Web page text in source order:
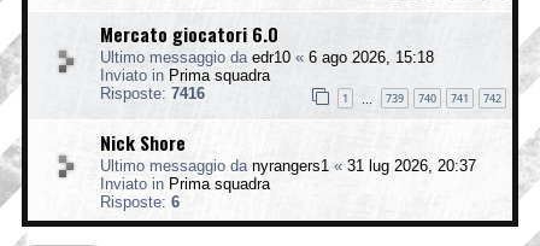
Mercato giocatori 6.0
Ultimo messaggio da edr10 « 6 ago 2026, 15:18
Inviato in Prima squadra
Risposte: 7416 1 739 740 741 742
Nick Shore
Ultimo messaggio da nyrangers1 « 31 lug 2026, 20:37
Inviato in Prima squadra
Risposte: 6